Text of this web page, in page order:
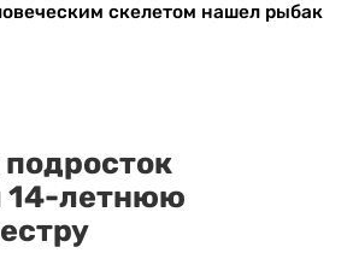
скелетом нашел рыбак
14-летнюю